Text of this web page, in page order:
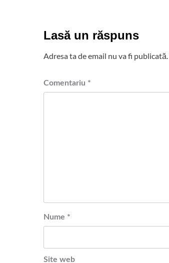
Lasă un răspuns
Adresa ta de email nu va fi publicată.
Comentariu *
Nume *
Site web